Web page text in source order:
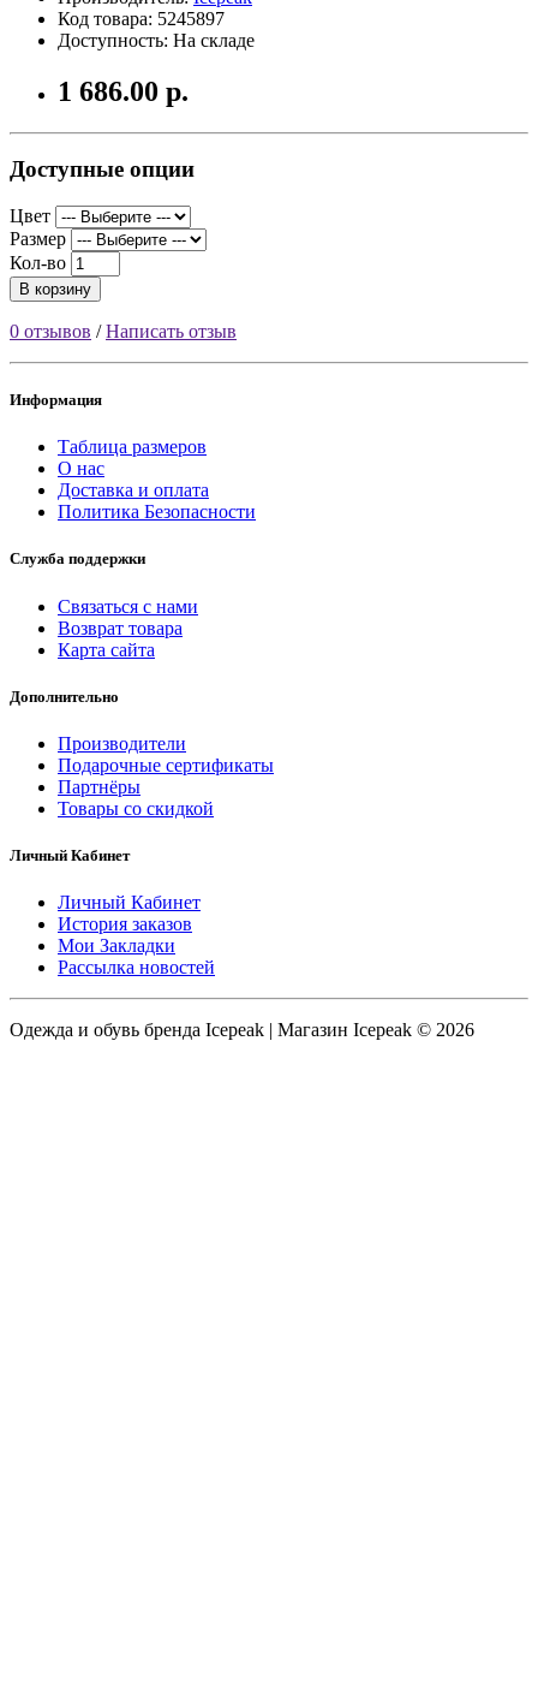
Код товара: 5245897
Доступность: На складе
1 686.00 р.
Доступные опции
Цвет
Размер
Кол-во
В корзину
0 отзывов /Написать отзыв
Информация
Таблица размеров
О нас
Доставка и оплата
Политика Безопасности
Служба поддержки
Связаться с нами
Возврат товара
Карта сайта
Дополнительно
Производители
Подарочные сертификаты
Партнёры
Товары со скидкой
Личный Кабинет
Личный Кабинет
История заказов
Мои Закладки
Рассылка новостей
Одежда и обувь бренда Icepeak | Магазин Icepeak © 2026